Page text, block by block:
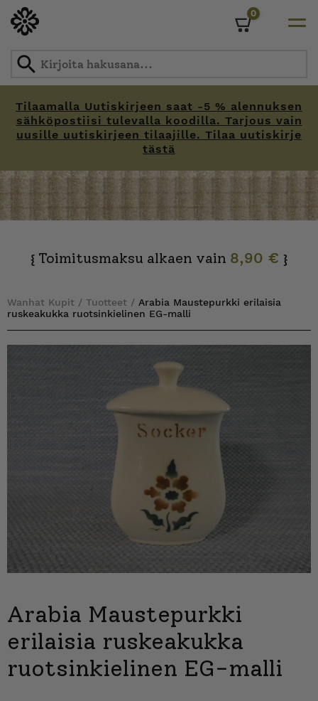
Tilaamalla Uutiskirjeen saat -5 % alennuksen
sähköpostiisi tulevalla koodilla. Tarjous vain
uusille uutiskirjeen tilaajille. Tilaa uutiskirje
tästä
0
{ Toimitusmaksu alkaen vain 8,90 € }
Wanhat Kupit / Tuotteet / Arabia Maustepurkki erilaisia
ruskeakukka ruotsinkielinen EG-malli
Arabia Maustepurkki
erilaisia ruskeakukka
ruotsinkielinen EG-malli